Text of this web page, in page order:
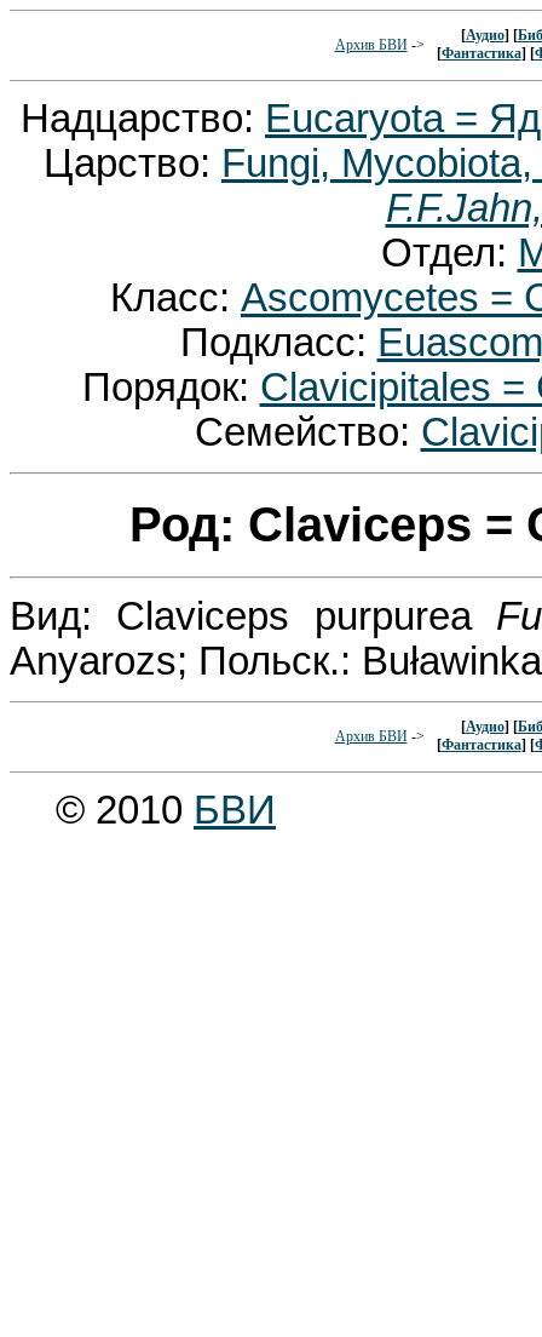
Архив БВИ->
[Аудио] [
[Фантастика] [
Надцарство: Eucaryota =
Царство: Fungi,
Отдел:
Класс: Ascomycetes =
Подкласс:
Порядок: Clavicipitales
Семейство:
Род: Claviceps =
Вид: Claviceps purpurea
Anyarozs; Польск.:
Архив БВИ->
[Аудио] [
[Фантастика] [
© 2010 БВИ